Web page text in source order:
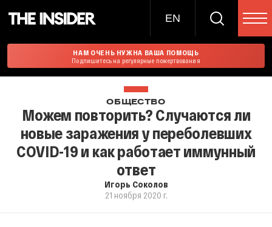
EN
НАМ ОЧЕНЬ НУЖНА ВАША ПОМОЩЬ
Подпишитесь на регулярные пожертвования
ОБЩЕСТВО
Можем повторить? Случаются ли
новые заражения у переболевших
COVID-19 и как работает иммунный
ответ
Игорь Соколов
21 ноября 2020 г.